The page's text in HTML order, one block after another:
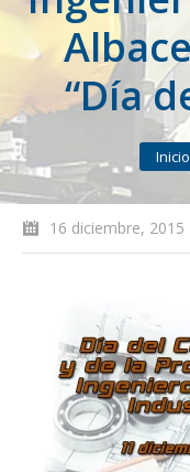
“Día
You are here:
Inicio
16 diciembre, 2015